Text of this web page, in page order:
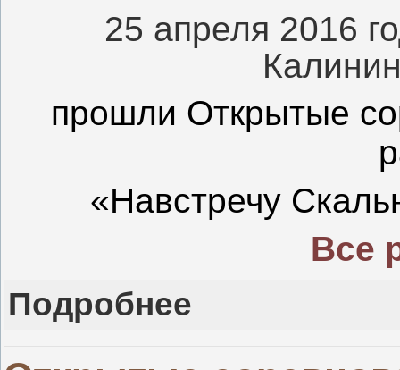
25 апреля 2016
прошли Открытые
«Навстречу
Все
Подробнее